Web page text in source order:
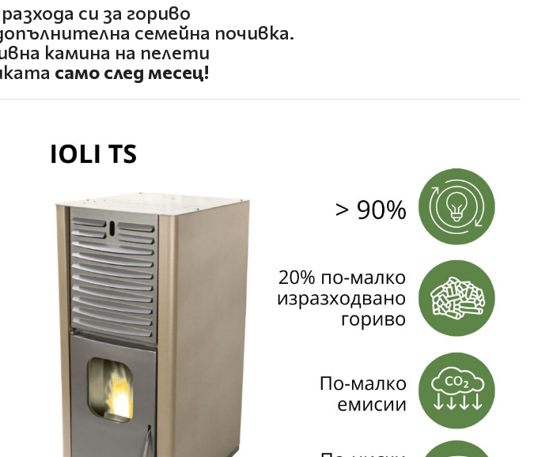
си за гориво
семейна почивка.
камина на пелети
само след месец!